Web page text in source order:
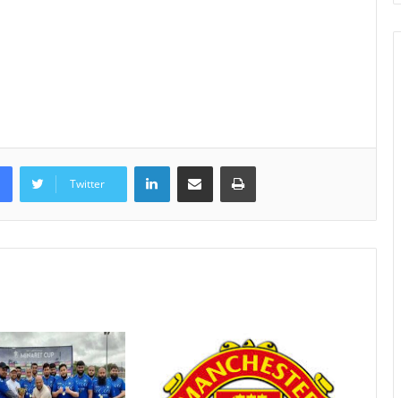
Twitter
LinkedInShare via Email Print